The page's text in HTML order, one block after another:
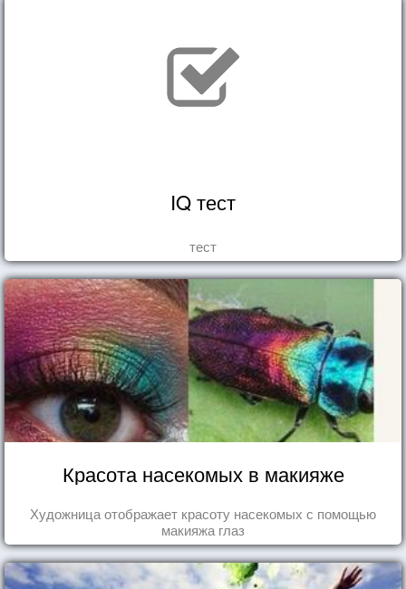
IQ тест
тест
Красота насекомых в макияже
Художница отображает красоту насекомых с помощью
макияжа глаз